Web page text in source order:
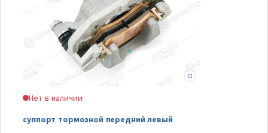
Нет в наличии
суппорт тормозной передний левый